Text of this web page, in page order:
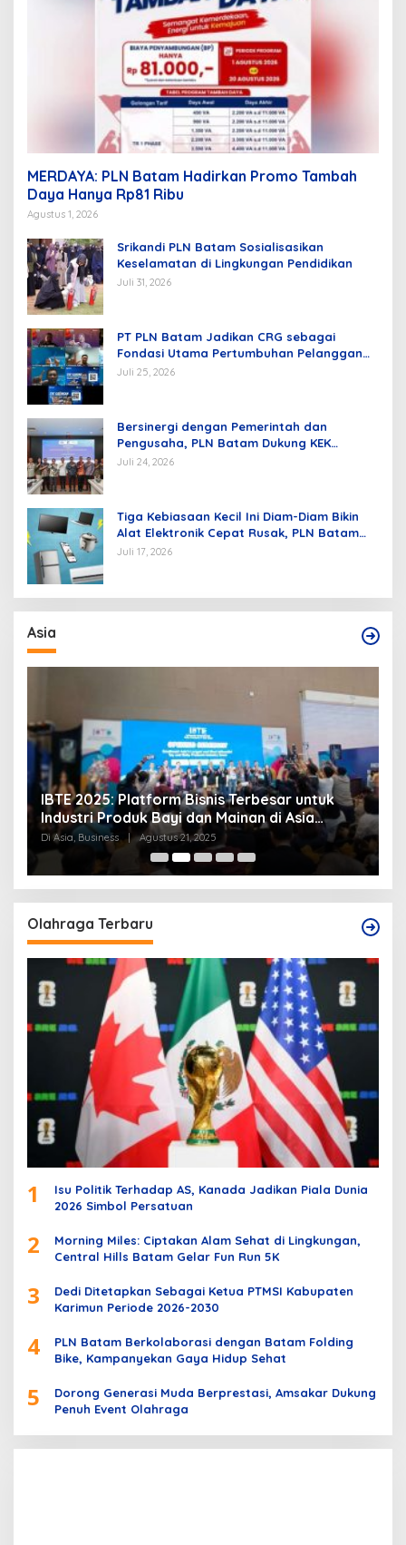
MERDAYA: PLN Batam Hadirkan Promo Tambah
Daya Hanya Rp81 Ribu
Agustus 1, 2026
Srikandi PLN Batam Sosialisasikan
Keselamatan di Lingkungan Pendidikan
Juli 31, 2026
PT PLN Batam Jadikan CRG sebagai
Fondasi Utama Pertumbuhan Pelanggan
dan Pembangunan Infrastruktur
Juli 25, 2026
Bersinergi dengan Pemerintah dan
Pengusaha, PLN Batam Dukung KEK
Tanjung Sauh sebagai Hub Energi Baru
Juli 24, 2026
Tiga Kebiasaan Kecil Ini Diam-Diam Bikin
Alat Elektronik Cepat Rusak, PLN Batam
Berikan Tips Mengatasinya
Juli 17, 2026
Asia
IBTE 2025: Platform Bisnis Terbesar untuk
Industri Produk Bayi dan Mainan di Asia
Tenggara
Di Asia, Business | Agustus 21, 2025
Olahraga Terbaru
1
Isu Politik Terhadap AS, Kanada Jadikan Piala Dunia
2026 Simbol Persatuan
2
Morning Miles: Ciptakan Alam Sehat di Lingkungan,
Central Hills Batam Gelar Fun Run 5K
3
Dedi Ditetapkan Sebagai Ketua PTMSI Kabupaten
Karimun Periode 2026-2030
4
PLN Batam Berkolaborasi dengan Batam Folding
Bike, Kampanyekan Gaya Hidup Sehat
5
Dorong Generasi Muda Berprestasi, Amsakar Dukung
Penuh Event Olahraga